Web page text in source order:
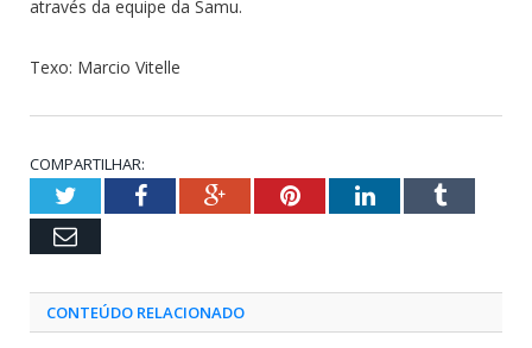
através da equipe da Samu.
Texo: Marcio Vitelle
COMPARTILHAR:
TwitterFacebookGoogle+PinterestLinkedInTumblr
Email
CONTEÚDO RELACIONADO